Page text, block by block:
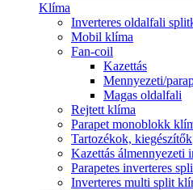
Klíma
Inverteres oldalfali
Mobil klíma
Fan-coil
Kazettás
Mennyezeti/
Magas oldalfali
Rejtett klíma
Parapet monoblokk
Tartozékok, kiegészítők
Kazettás álmennyezeti
Parapetes inverteres
Inverteres multi split